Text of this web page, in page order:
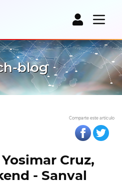
blog
Comparte este artículo
Cruz,
- Sanval